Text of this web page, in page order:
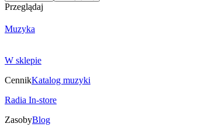
Przeglądaj
Muzyka
W sklepie
CennikKatalog muzyki
Radia In-store
ZasobyBlog